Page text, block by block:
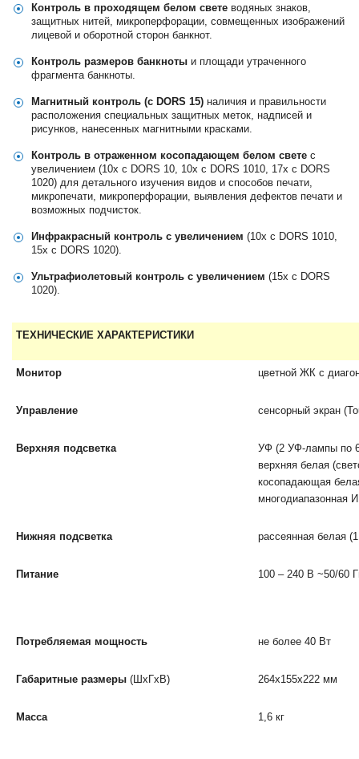
Контроль в проходящем белом свете водяных знаков,
защитных нитей, микроперфорации, совмещенных изображений
лицевой и оборотной сторон банкнот.
Контроль размеров банкноты и площади утраченного
фрагмента банкноты.
Магнитный контроль (с DORS 15) наличия и правильности
расположения специальных защитных меток, надписей и
рисунков, нанесенных магнитными красками.
Контроль в отраженном косопадающем белом свете с
увеличением (10х с DORS 10, 10х с DORS 1010, 17х с DORS
1020) для детального изучения видов и способов печати,
микропечати, микроперфорации, выявления дефектов печати и
возможных подчисток.
Инфракрасный контроль с увеличением (10х с DORS 1010,
15х с DORS 1020).
Ультрафиолетовый контроль с увеличением (15х с DORS
1020).
ТЕХНИЧЕСКИЕ ХАРАКТЕРИСТИКИ
Монитор цветной ЖК с
Управление сенсорный экран
Верхняя подсветка
УФ (2 УФ-лампы по
верхняя белая
косопадающая
многодиапазонная
Нижняя подсветка рассеянная белая
Питание 100 – 240 В ~50/60
Потребляемая мощность не более 40 Вт
Габаритные размеры (ШхГхВ) 264х155х222 мм
Масса 1,6 кг